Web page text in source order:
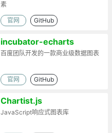
素
官网 GitHub
incubator-echarts
百度团队开发的一款商业级数据图表
官网 GitHub
Chartist.js
JavaScript响应式图表库